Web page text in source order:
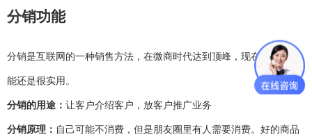
分销功能
分销是互联网的一种销售方法，在微商时代达到顶峰，现在反观此功
能还是很实用。
分销的用途： 让客户介绍客户，放客户推广业务
分销原理： 自己可能不消费，但是朋友圈里有人需要消费。好的商品